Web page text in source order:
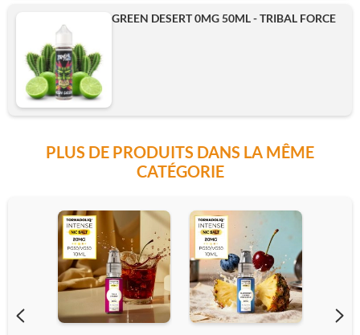
GREEN DESERT 0MG 50ML - TRIBAL FORCE
PLUS DE PRODUITS DANS LA MÊME
CATÉGORIE